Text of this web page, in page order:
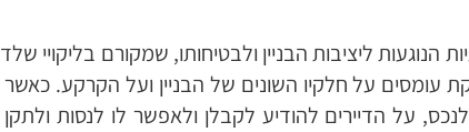
הנוגעות ליציבות הבניין ולבטיחותו, שמקורם בליקויי
עומסים על חלקיו השונים של הבניין ועל הקרקע.
על הדיירים להודיע לקבלן ולאפשר לו לנסות